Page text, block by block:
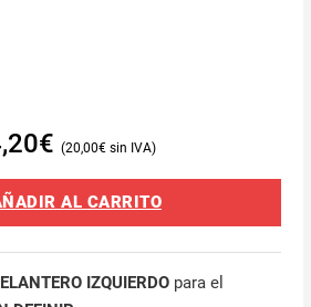
€ 20,00€
AL CARRITO
IZQUIERDOpara el